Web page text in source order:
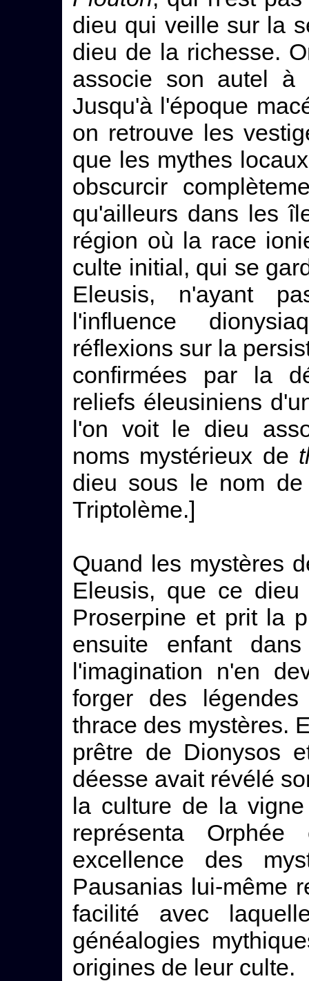
dieu qui veille sur la
dieu de la richesse.
associe son autel à
Jusqu'à l'époque
on retrouve les
que les mythes
obscurcir
qu'ailleurs dans les
région où la race
culte initial, qui se
Eleusis, n'ayant
l'influence
réflexions sur la
confirmées par la
reliefs éleusiniens
l'on voit le dieu
noms mystérieux de
dieu sous le nom
Triptolème.]
Quand les mystères
Eleusis, que ce
Proserpine et prit la
ensuite enfant
l'imagination n'en
forger des
thrace des mystères.
prêtre de Dionysos
déesse avait révélé
la culture de la
représenta
excellence des
Pausanias lui-même
facilité avec
généalogies
origines de leur culte.